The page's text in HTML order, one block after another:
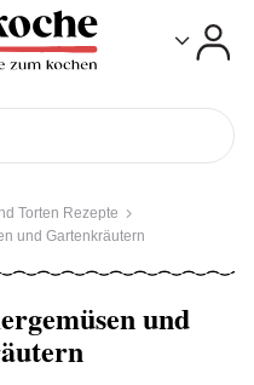
Torten Rezepte
und Gartenkräutern
und